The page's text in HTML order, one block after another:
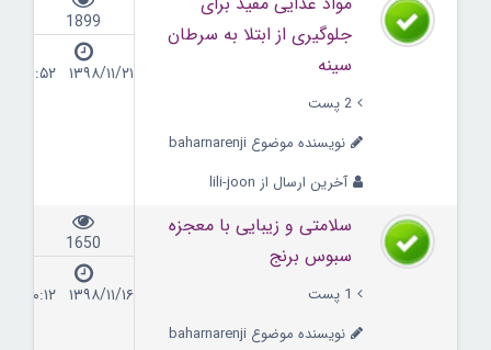
جلوگیری از ابتلا به سرطان
سینه
2 پست
نویسنده موضوع baharnarenji
آخرین ارسال از lili-joon
1899
۱۳۹۸/۱۱/۲۱ ۱۶:۵۲
سلامتی و زیبایی با معجزه
سبوس برنج
1 پست
نویسنده موضوع baharnarenji
1650
۱۳۹۸/۱۱/۱۶ ۰۰:۱۲